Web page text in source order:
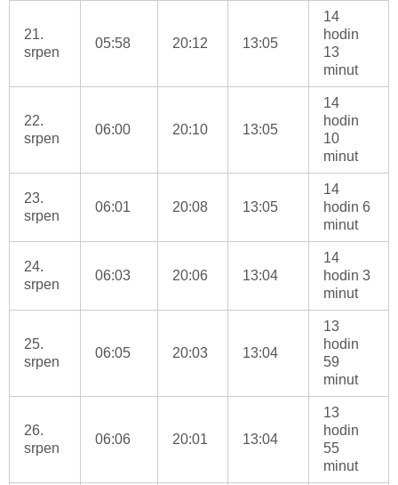
21.
srpen
05:58 20:12 13:05
14
hodin
13
minut
22.
srpen
06:00 20:10 13:05
14
hodin
10
minut
23.
srpen
06:01 20:08 13:05
14
hodin 6
minut
24.
srpen
06:03 20:06 13:04
14
hodin 3
minut
25.
srpen
06:05 20:03 13:04
13
hodin
59
minut
26.
srpen
06:06 20:01 13:04
13
hodin
55
minut